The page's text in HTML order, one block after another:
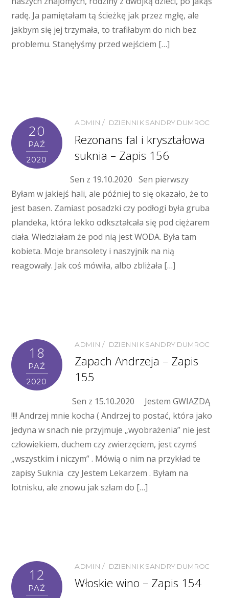
radę. Ja pamiętałam tą ścieżkę jak przez mgłę, ale
jakbym się jej trzymała, to trafiłabym do nich bez
problemu. Stanęłyśmy przed wejściem […]
20
PAŹ
2020
ADMIN DZIENNIK SANDRY DUMROC
Rezonans fal i kryształowa
suknia – Zapis 156
Sen z 19.10.2020 Sen pierwszy
Byłam w jakiejś hali, ale później to się okazało, że to
jest basen. Zamiast posadzki czy podłogi była gruba
plandeka, która lekko odkształcała się pod ciężarem
ciała. Wiedziałam że pod nią jest WODA. Była tam
kobieta. Moje bransolety i naszyjnik na nią
reagowały. Jak coś mówiła, albo zbliżała […]
18
PAŹ
2020
ADMIN DZIENNIK SANDRY DUMROC
Zapach Andrzeja – Zapis
155
Sen z 15.10.2020 Jestem GWIAZDĄ
!!!! Andrzej mnie kocha ( Andrzej to postać, która jako
jedyna w snach nie przyjmuje „wyobrażenia” nie jest
człowiekiem, duchem czy zwierzęciem, jest czymś
„wszystkim i niczym” . Mówią o nim na przykład te
zapisy Suknia czy Jestem Lekarzem . Byłam na
lotnisku, ale znowu jak szłam do […]
12
PAŹ
ADMIN DZIENNIK SANDRY DUMROC
Włoskie wino – Zapis 154